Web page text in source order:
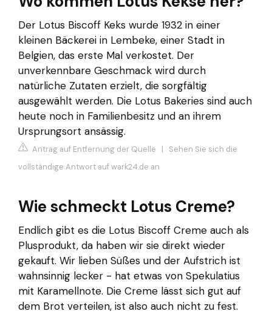
Der Lotus Biscoff Keks wurde 1932 in einer
kleinen Bäckerei in Lembeke, einer Stadt in
Belgien, das erste Mal verkostet. Der
unverkennbare Geschmack wird durch
natürliche Zutaten erzielt, die sorgfältig
ausgewählt werden. Die Lotus Bakeries sind auch
heute noch in Familienbesitz und an ihrem
Ursprungsort ansässig.
Antrag auf Entfernung der Quelle | Sehen Sie sich die
vollständige Antwort auf wark24.de an
Wie schmeckt Lotus Creme?
Endlich gibt es die Lotus Biscoff Creme auch als
Plusprodukt, da haben wir sie direkt wieder
gekauft. Wir lieben Süßes und der Aufstrich ist
wahnsinnig lecker - hat etwas von Spekulatius
mit Karamellnote. Die Creme lässt sich gut auf
dem Brot verteilen, ist also auch nicht zu fest.